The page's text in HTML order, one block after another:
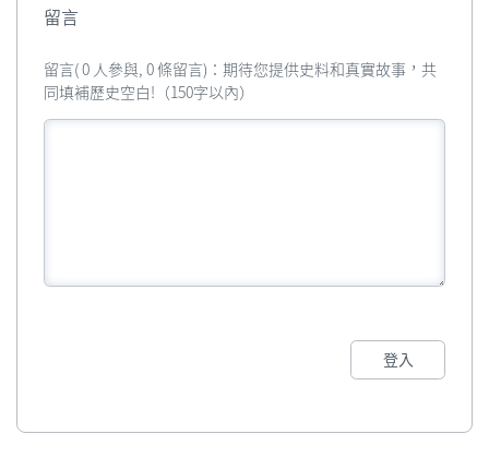
留言
留言( 0 人參與, 0 條留言)：期待您提供史料和真實故事，共
同填補歷史空白!（150字以內）
登入